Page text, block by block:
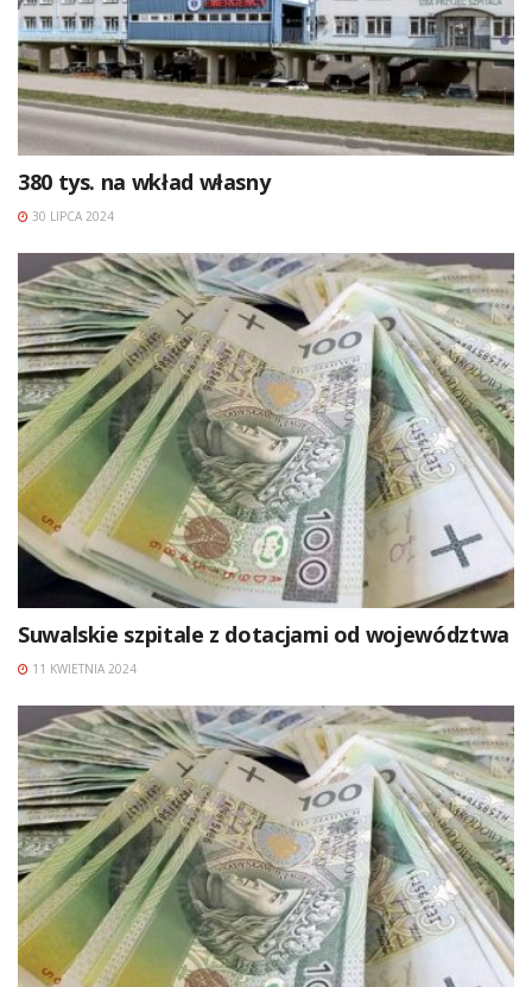
380 tys. na wkład własny
30 LIPCA 2024
Suwalskie szpitale z dotacjami od województwa
11 KWIETNIA 2024